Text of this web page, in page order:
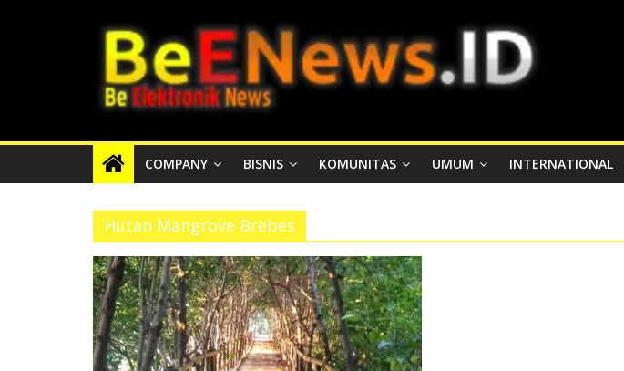
BEENEWS.ID
Media
Informasi
Nasional
dan
Internasional
COMPANY BISNIS KOMUNITAS UMUM INTERNATIONAL
Hutan Mangrove Brebes